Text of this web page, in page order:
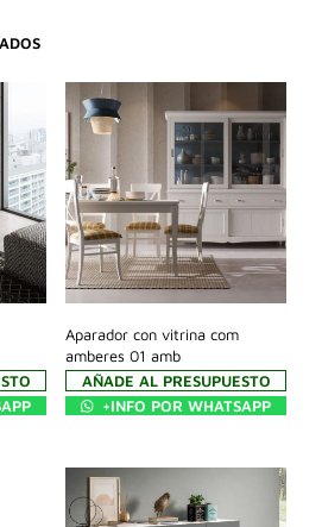
Aparador con vitrina com
amberes 01 amb
AÑADE AL PRESUPUESTO
+INFO POR WHATSAPP